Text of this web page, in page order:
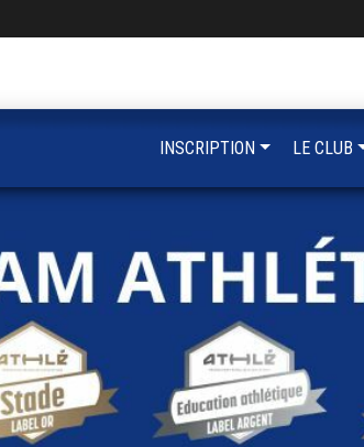
INSCRIPTION LE CLUB